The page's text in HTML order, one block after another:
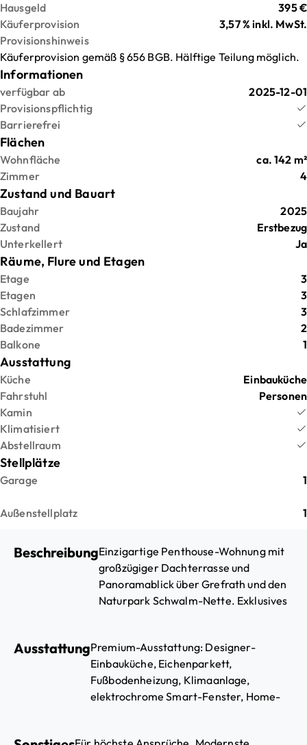
Hausgeld
395 €
Käuferprovision
3,57 % inkl. MwSt.
Provisionshinweis
Käuferprovision gemäß § 656 BGB. Hälftige Teilung möglich.
Informationen
verfügbar ab
2025-12-01
Provisionspflichtig
Barrierefrei
Flächen
Wohnfläche ca. 142 m²
Zimmer
4
Zustand und Bauart
Baujahr
2025
Zustand
Erstbezug
Unterkellert
Ja
Räume, Flure und Etagen
Etage
3
Etagen
3
Schlafzimmer
3
Badezimmer
2
Balkone
1
Ausstattung
Küche
Einbauküche
Fahrstuhl
Personen
Kamin
Klimatisiert
Abstellraum
Stellplätze
Garage 1
Außenstellplatz 1
BeschreibungEinzigartige Penthouse-Wohnung mit
großzügiger Dachterrasse und
Panoramablick über Grefrath und den
Naturpark Schwalm-Nette. Exklusives
AusstattungPremium-Ausstattung: Designer-
Einbauküche, Eichenparkett,
Fußbodenheizung, Klimaanlage,
elektrochrome Smart-Fenster, Home-